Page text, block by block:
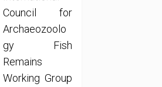
Council for
Archaeozoolo
gy Fish
Remains
Working Group